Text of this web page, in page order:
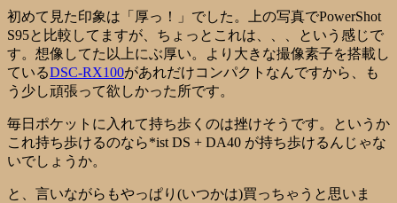
初めて見た印象は「厚っ！」でした。上の写真でPowerShot
S95と比較してますが、ちょっとこれは、、、という感じで
す。想像してた以上にぶ厚い。より大きな撮像素子を搭載し
ているDSC-RX100があれだけコンパクトなんですから、も
う少し頑張って欲しかった所です。
毎日ポケットに入れて持ち歩くのは挫けそうです。というか
これ持ち歩けるのなら*ist DS + DA40 が持ち歩けるんじゃな
いでしょうか。
と、言いながらもやっぱり(いつかは)買っちゃうと思いま